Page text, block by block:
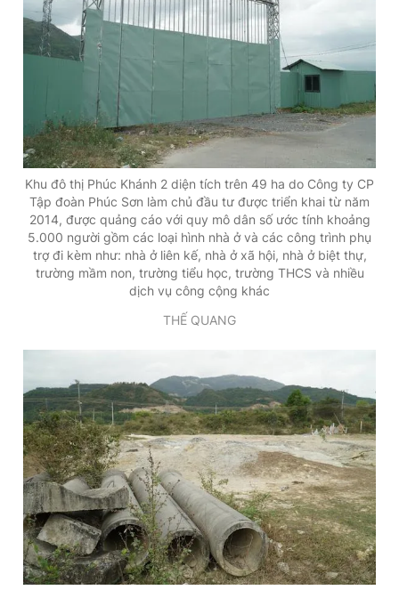
Khu đô thị Phúc Khánh 2 diện tích trên 49 ha do Công ty CP
Tập đoàn Phúc Sơn làm chủ đầu tư được triển khai từ năm
2014, được quảng cáo với quy mô dân số ước tính khoảng
5.000 người gồm các loại hình nhà ở và các công trình phụ
trợ đi kèm như: nhà ở liên kế, nhà ở xã hội, nhà ở biệt thự,
trường mầm non, trường tiểu học, trường THCS và nhiều
dịch vụ công cộng khác
THẾ QUANG